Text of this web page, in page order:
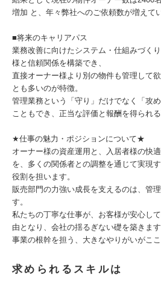
増加 と、年々弊社へのご依頼数が増えて
■将来のキャリアパス
業務改善に向けたシステム・仕組みづく
様と信頼関係を構築でき、
直接オーナー様より別の物件も管理して
とも多いのが特徴。
管理業務という「守り」だけでなく「攻
こともでき、正当な評価と報酬を得られ
★仕事の魅力・ポジションについて★
オーナー様の資産運用と、入居者様の快
を、多くの関係者との調整を通じて実現
役割を担います。
販売部門の力強い成長を支えるのは、管
す。
私たちの丁寧な仕事が、お客様が安心し
由となり、会社の揺るぎない礎を築きます
事業の根幹を担う、大きなやりがいがこ
求められるスキルは